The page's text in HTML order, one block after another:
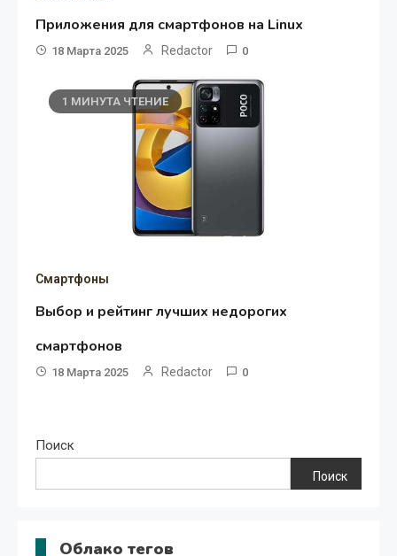
Приложения для смартфонов на Linux
18 Марта 2025 Redactor 0
1 МИНУТА ЧТЕНИЕ
Смартфоны
Выбор и рейтинг лучших недорогих
смартфонов
18 Марта 2025 Redactor 0
Поиск
Поиск
Облако тегов